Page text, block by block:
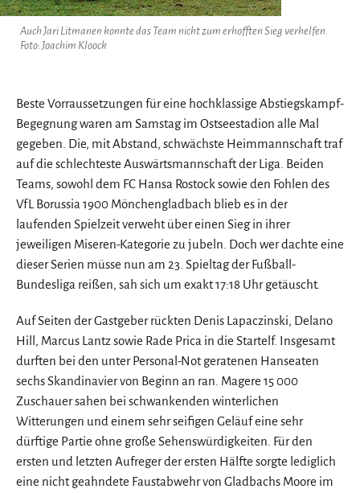
Auch Jari Litmanen konnte das Team nicht zum erhofften Sieg verhelfen.
Foto: Joachim Kloock
Beste Vorraussetzungen für eine hochklassige Abstiegskampf-
Begegnung waren am Samstag im Ostseestadion alle Mal
gegeben. Die, mit Abstand, schwächste Heimmannschaft traf
auf die schlechteste Auswärtsmannschaft der Liga. Beiden
Teams, sowohl dem FC Hansa Rostock sowie den Fohlen des
VfL Borussia 1900 Mönchengladbach blieb es in der
laufenden Spielzeit verweht über einen Sieg in ihrer
jeweiligen Miseren-Kategorie zu jubeln. Doch wer dachte eine
dieser Serien müsse nun am 23. Spieltag der Fußball-
Bundesliga reißen, sah sich um exakt 17:18 Uhr getäuscht.
Auf Seiten der Gastgeber rückten Denis Lapaczinski, Delano
Hill, Marcus Lantz sowie Rade Prica in die Startelf. Insgesamt
durften bei den unter Personal-Not geratenen Hanseaten
sechs Skandinavier von Beginn an ran. Magere 15 000
Zuschauer sahen bei schwankenden winterlichen
Witterungen und einem sehr seifigen Geläuf eine sehr
dürftige Partie ohne große Sehenswürdigkeiten. Für den
ersten und letzten Aufreger der ersten Hälfte sorgte lediglich
eine nicht geahndete Faustabwehr von Gladbachs Moore im